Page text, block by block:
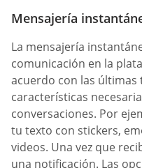
Mensajería
La mensajería
comunicación en la
acuerdo con las últimas
características
conversaciones. Por
tu texto con stickers,
videos. Una vez que
una notificación. Las